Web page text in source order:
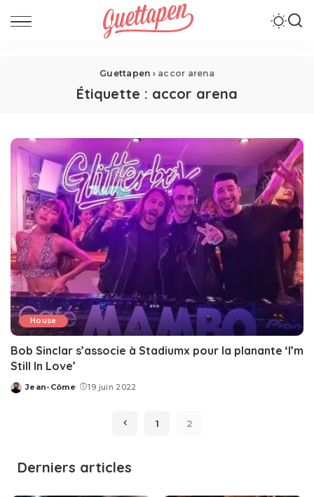
Guettapen › accor arena
Étiquette : accor arena
House
Bob Sinclar s’associe à Stadiumx pour la planante ‘I’m
Still In Love’
Posted
Jean-Côme 19 juin 2022
1 2
Derniers articles